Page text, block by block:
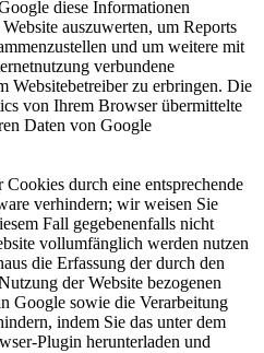
diese Informationen
auszuwerten, um Reports
und um weitere mit
verbundene
Websitebetreiber zu erbringen. Die
von Ihrem Browser übermittelte
Daten von Google
durch eine entsprechende
verhindern; wir weisen Sie
Fall gegebenenfalls nicht
vollumfänglich werden nutzen
die Erfassung der durch den
der Website bezogenen
Google sowie die Verarbeitung
indem Sie das unter dem
Plugin herunterladen und